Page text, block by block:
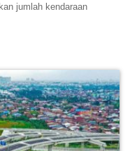
jumlah kendaraan